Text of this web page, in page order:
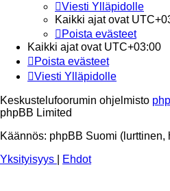
Viesti Ylläpidolle
Kaikki ajat ovat
Poista evästeet
Kaikki ajat ovat UTC+03:00
Poista evästeet
Viesti Ylläpidolle
Keskustelufoorumin ohjelmisto
phpBB Limited
Käännös: phpBB Suomi (lurttinen,
Yksityisyys
Ehdot